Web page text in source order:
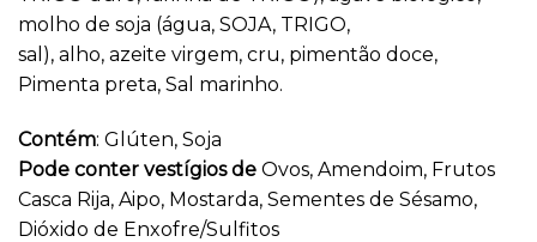
molho de soja (água, SOJA, TRIGO,
sal), alho, azeite virgem, cru, pimentão doce,
Pimenta preta, Sal marinho.
Contém: Glúten, Soja
Pode conter vestígios de Ovos, Amendoim, Frutos
Casca Rija, Aipo, Mostarda, Sementes de Sésamo,
Dióxido de Enxofre/Sulfitos